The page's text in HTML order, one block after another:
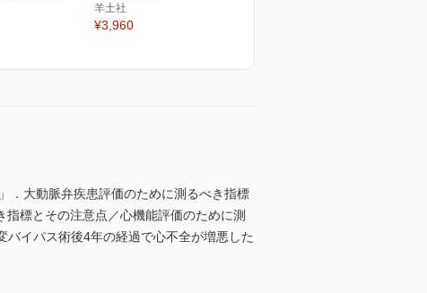
羊土社
¥3,960
．大動脈弁疾患評価のために測るべき指標
標とその注意点／心機能評価のために測
イパス術後4年の経過で心不全が増悪した